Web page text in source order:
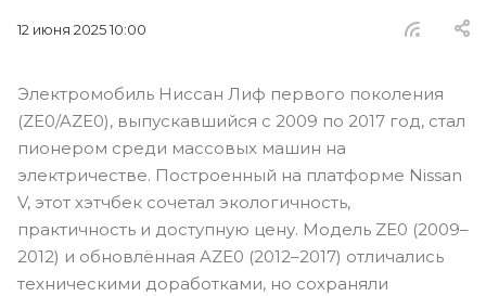
12 июня 2025 10:00
Электромобиль Ниссан Лиф первого поколения
(ZE0/AZE0), выпускавшийся с 2009 по 2017 год, стал
пионером среди массовых машин на
электричестве. Построенный на платформе Nissan
V, этот хэтчбек сочетал экологичность,
практичность и доступную цену. Модель ZE0 (2009–
2012) и обновлённая AZE0 (2012–2017) отличались
техническими доработками, но сохраняли